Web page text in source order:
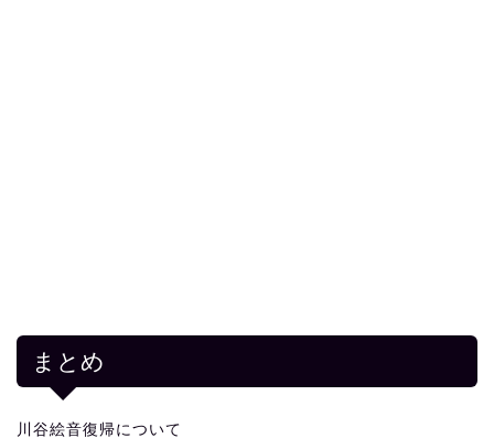
まとめ
川谷絵音復帰について